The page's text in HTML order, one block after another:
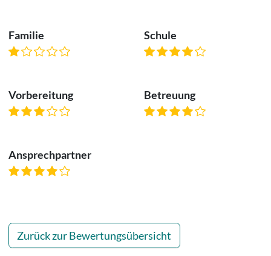
Familie Schule
Vorbereitung Betreuung
Ansprechpartner
Zurück zur Bewertungsübersicht